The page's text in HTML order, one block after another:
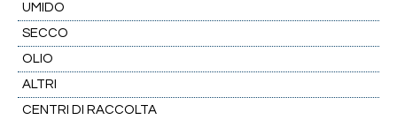
UMIDO
SECCO
OLIO
ALTRI
CENTRI DI RACCOLTA